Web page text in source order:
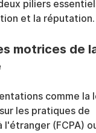
piliers
et la réputation.
motrices de
comme la
les pratiques de
(FCPA)